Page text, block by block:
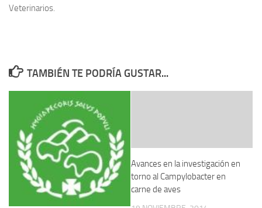
Veterinarios.
TAMBIÉN TE PODRÍA GUSTAR...
Avances en la investigación en
torno al Campylobacter en
carne de aves